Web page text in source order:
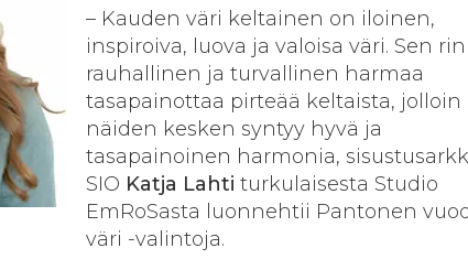
– Kauden väri keltainen on iloinen,
inspiroiva, luova ja valoisa väri. Sen
rauhallinen ja turvallinen harmaa
tasapainottaa pirteää keltaista, jolloin
näiden kesken syntyy hyvä ja
tasapainoinen harmonia,
SIO Katja Lahti turkulaisesta Studio
EmRoSasta luonnehtii Pantonen
väri -valintoja.